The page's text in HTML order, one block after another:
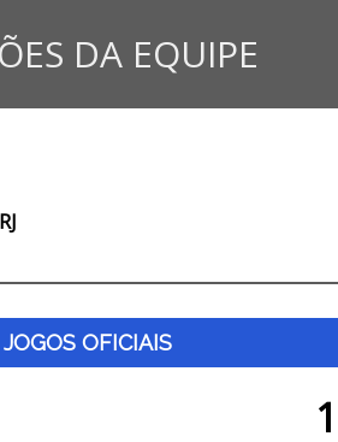
DA EQUIPE
JOGOS OFICIAIS